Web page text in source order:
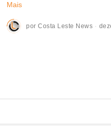
Mais
porCosta Leste News